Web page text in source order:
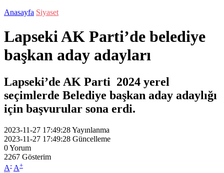
Anasayfa Siyaset
Lapseki AK Parti’de belediye
başkan aday adayları
Lapseki’de AK Parti 2024 yerel
seçimlerde Belediye başkan aday adaylığı
için başvurular sona erdi.
2023-11-27 17:49:28Yayınlanma
2023-11-27 17:49:28 Güncelleme
0Yorum
2267 Gösterim
A- A+